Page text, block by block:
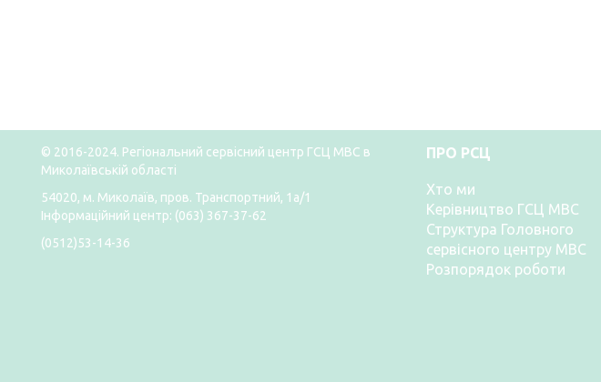
© 2016-2024. Регіональний сервісний центр ГСЦ МВС в
Миколаївській області
54020, м. Миколаїв, пров. Транспортний, 1а/1
Інформаційний центр: (063) 367-37-62
(0512)53-14-36
ПРО РСЦ
Хто ми
Керівництво ГСЦ МВС
Структура Головного
сервісного центру МВС
Розпорядок роботи